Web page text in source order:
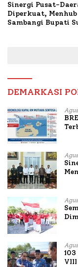
Sinergi Pusat-
Diperkuat, Menhub
Sambangi Bupati
DEMARKASI
VIII